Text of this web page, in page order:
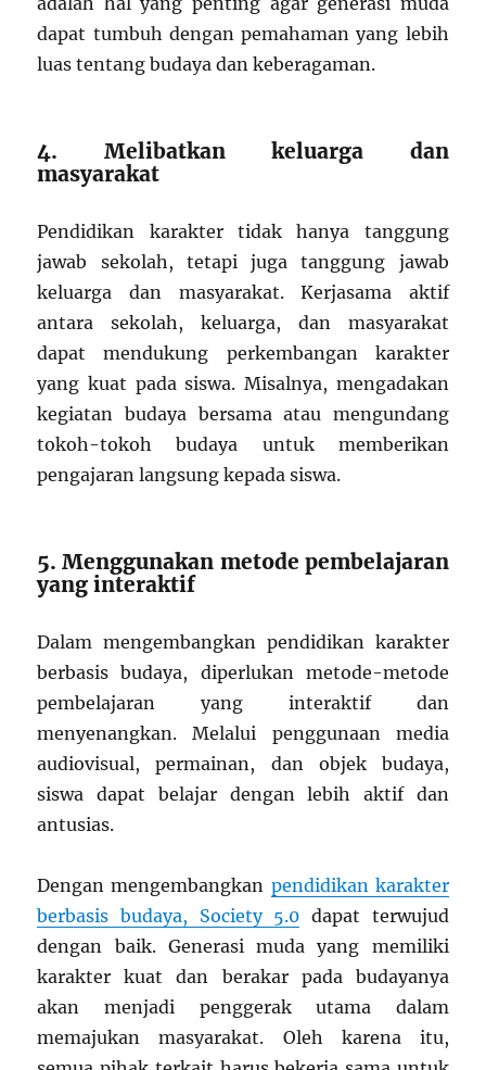
dapat tumbuh dengan pemahaman yang lebih
luas tentang budaya dan keberagaman.
4. Melibatkan keluarga dan
masyarakat
Pendidikan karakter tidak hanya tanggung
jawab sekolah, tetapi juga tanggung jawab
keluarga dan masyarakat. Kerjasama aktif
antara sekolah, keluarga, dan masyarakat
dapat mendukung perkembangan karakter
yang kuat pada siswa. Misalnya, mengadakan
kegiatan budaya bersama atau mengundang
tokoh-tokoh budaya untuk memberikan
pengajaran langsung kepada siswa.
5. Menggunakan metode pembelajaran
yang interaktif
Dalam mengembangkan pendidikan karakter
berbasis budaya, diperlukan metode-metode
pembelajaran yang interaktif dan
menyenangkan. Melalui penggunaan media
audiovisual, permainan, dan objek budaya,
siswa dapat belajar dengan lebih aktif dan
antusias.
Dengan mengembangkan pendidikan karakter
berbasis budaya, Society 5.0 dapat terwujud
dengan baik. Generasi muda yang memiliki
karakter kuat dan berakar pada budayanya
akan menjadi penggerak utama dalam
memajukan masyarakat. Oleh karena itu,